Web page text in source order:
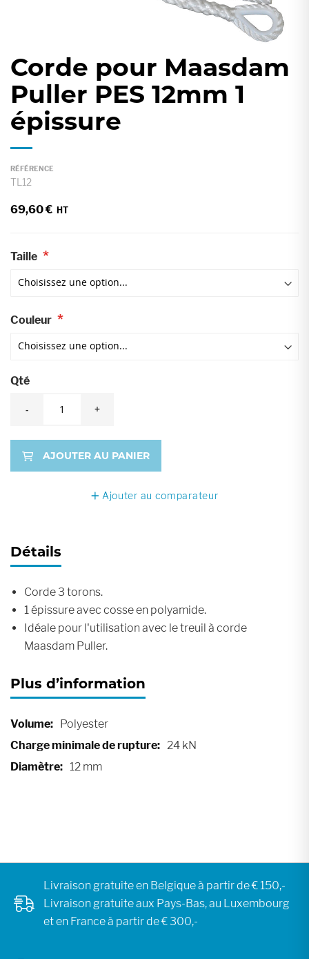
Skip
to
the
beginning
of
the
images
gallery
Corde pour Maasdam
Puller PES 12mm 1
épissure
RÉFÉRENCE
TL12
69,60 €
Taille
Couleur
Qté
- +
AJOUTER AU PANIER
Ajouter au comparateur
Détails
Corde 3 torons.
1 épissure avec cosse en polyamide.
Idéale pour l'utilisation avec le treuil à corde
Maasdam Puller.
Plus d’information
Plus
d’information
Polyester
24 kN
12 mm
Livraison gratuite en Belgique à partir de € 150,-
Livraison gratuite aux Pays-Bas, au Luxembourg
et en France à partir de € 300,-